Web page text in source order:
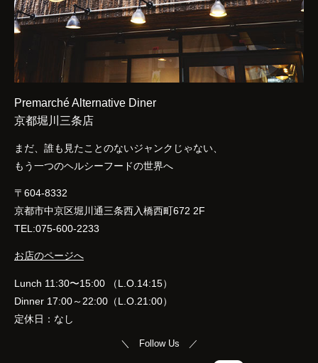
Premarché Alternative Diner
京都堀川三条店
まだ、誰も見たことのないジャンクじゃない、
もう一つのヘルシーフードの世界へ
〒604-8332
京都市中京区堀川通三条西入橋西町672 2F
TEL:075-600-2233
お店のページへ
Lunch 11:30〜15:00 （L.O.14:15）
Dinner 17:00～22:00（L.O.21:00）
定休日：なし
＼ Follow Us ／